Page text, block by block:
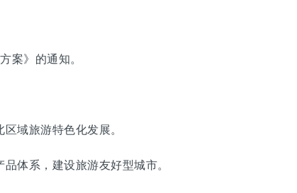
案》的通知。
域旅游特色化发展。
体系，建设旅游友好型城市。